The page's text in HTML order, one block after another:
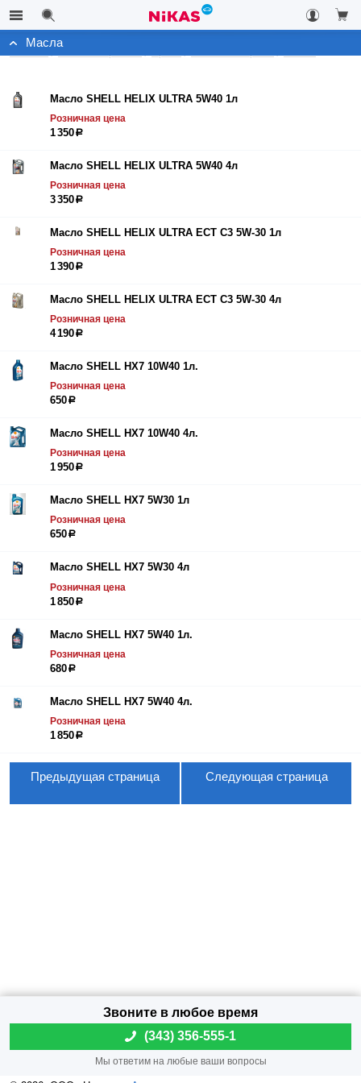
Масла
Масло SHELL HELIX ULTRA 5W40 1л
Розничная цена
1 350р
Масло SHELL HELIX ULTRA 5W40 4л
Розничная цена
3 350р
Масло SHELL HELIX ULTRA ECT С3 5W-30 1л
Розничная цена
1 390р
Масло SHELL HELIX ULTRA ECT С3 5W-30 4л
Розничная цена
4 190р
Масло SHELL HX7 10W40 1л.
Розничная цена
650р
Масло SHELL HX7 10W40 4л.
Розничная цена
1 950р
Масло SHELL HX7 5W30 1л
Розничная цена
650р
Масло SHELL HX7 5W30 4л
Розничная цена
1 850р
Масло SHELL HX7 5W40 1л.
Розничная цена
680р
Масло SHELL HX7 5W40 4л.
Розничная цена
1 850р
Предыдущая страница Следующая страница
(343) 356-555-1